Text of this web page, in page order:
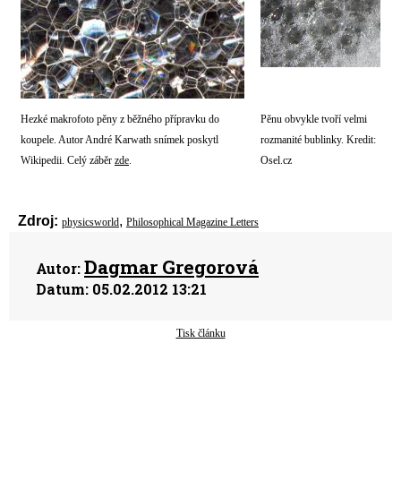
Hezké makrofoto pěny z běžného přípravku do
koupele. Autor André Karwath snímek poskytl
Wikipedii. Celý záběr zde.
Pěnu obvykle tvoří velmi
rozmanité bublinky. Kredit:
Osel.cz
Zdroj: physicsworld, Philosophical Magazine Letters
Autor:Dagmar Gregorová
Datum: 05.02.2012 13:21
Tisk článku